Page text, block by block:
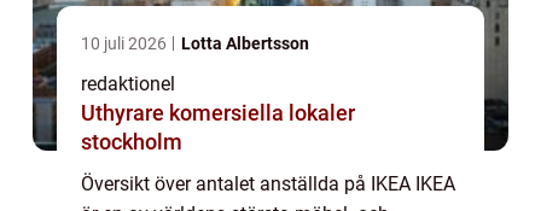
10 juli 2026 Lotta Albertsson
redaktionel
Uthyrare komersiella lokaler
stockholm
Översikt över antalet anställda på IKEA IKEA